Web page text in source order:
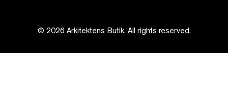
© 2026 Arkitektens Butik. All rights reserved.